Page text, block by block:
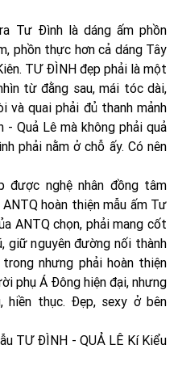
Tư Đình là dáng ấm phồn
phồn thực hơn cả dáng Tây
TƯ ĐÌNH đẹp phải là một
từ đằng sau, mái tóc dài,
và quai phải đủ thanh mảnh
Quả Lê mà không phải quả
phải nằm ở chỗ ấy. Có nên
được nghệ nhân đồng tâm
hoàn thiện mẫu ấm Tư
ANTQ chọn, phải mang cốt
giữ nguyên đường nối thành
nhưng phải hoàn thiện
phụ Á Đông hiện đại, nhưng
hiền thục. Đẹp, sexy ở bên
TƯ ĐÌNH - QUẢ LÊ Kí Kiểu